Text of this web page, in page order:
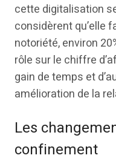
cette digitalisation
considèrent qu’elle
notoriété, environ
rôle sur le chiffre
gain de temps et
amélioration de la
Les
confinement